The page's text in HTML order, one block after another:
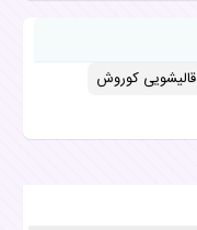
قالیشویی کوروش